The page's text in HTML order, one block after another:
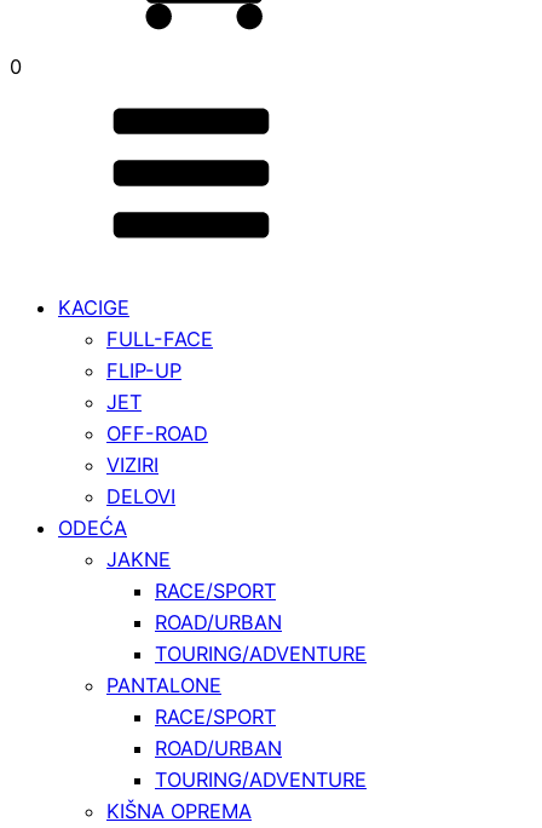
0
KACIGE
FULL-FACE
FLIP-UP
JET
OFF-ROAD
VIZIRI
DELOVI
ODEĆA
JAKNE
RACE/SPORT
ROAD/URBAN
TOURING/ADVENTURE
PANTALONE
RACE/SPORT
ROAD/URBAN
TOURING/ADVENTURE
KIŠNA OPREMA